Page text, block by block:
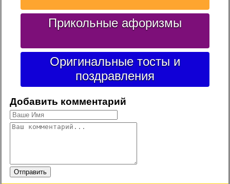
Прикольные афоризмы
Оригинальные тосты и
поздравления
Добавить комментарий